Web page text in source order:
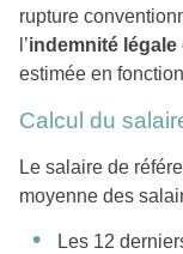
rupture
l’indemnité
estimée en
Calcul du
Le salaire de
moyenne des
Les 12